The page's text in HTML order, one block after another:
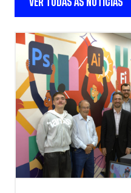
VER TODAS AS NOTÍCIAS